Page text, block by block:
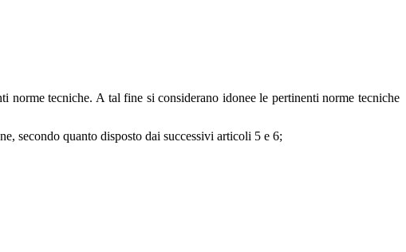
norme tecniche. A tal fine si considerano idonee le pertinenti norme tecniche
secondo quanto disposto dai successivi articoli 5 e 6;